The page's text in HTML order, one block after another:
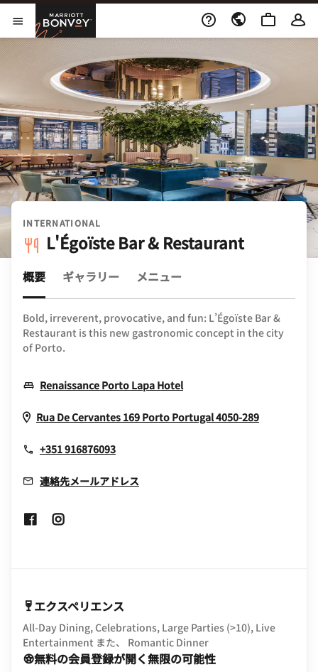
Skip to Content
メニューを開く
Marriott Bonvoy
INTERNATIONAL
L'Égoïste Bar & Restaurant
概要 ギャラリー メニュー
Bold, irreverent, provocative, and fun: L’Égoïste Bar &
Restaurant is this new gastronomic concept in the city
of Porto.
Renaissance Porto Lapa HotelOpens In New Window
Rua De Cervantes 169 Porto Portugal4050-289Opens In
+351 916876093
連絡先メールアドレス
Opens In New Window
エクスペリエンス
All-Day Dining, Celebrations, Large Parties (>10), Live
Entertainment また、 Romantic Dinner
無料の会員登録が開く無限の可能性